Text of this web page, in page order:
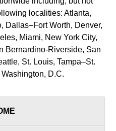
localities: Atlanta,
Dallas–Fort Worth, Denver,
Miami, New York City,
Bernardino-Riverside, San
St. Louis, Tampa–St.
D.C.